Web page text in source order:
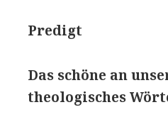
Predigt
Das schöne an
theologisches